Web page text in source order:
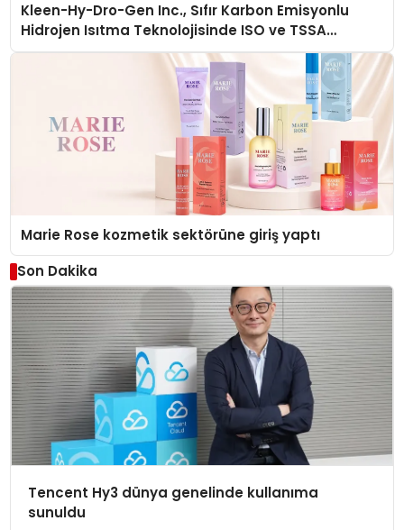
Kleen-Hy-Dro-Gen Inc., Sıfır Karbon Emisyonlu
Hidrojen Isıtma Teknolojisinde ISO ve TSSA
Düzenleyici Onaylarını Aldı
Marie Rose kozmetik sektörüne giriş yaptı
Son Dakika
Tencent Hy3 dünya genelinde kullanıma
sunuldu